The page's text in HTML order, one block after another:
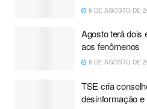
8 DE AGOSTO DE
Agosto terá dois
aos fenômenos
8 DE AGOSTO DE
TSE cria
desinformação